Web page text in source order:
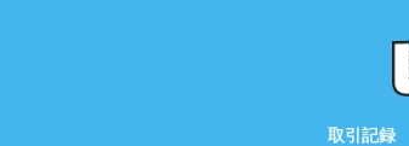
取引記録